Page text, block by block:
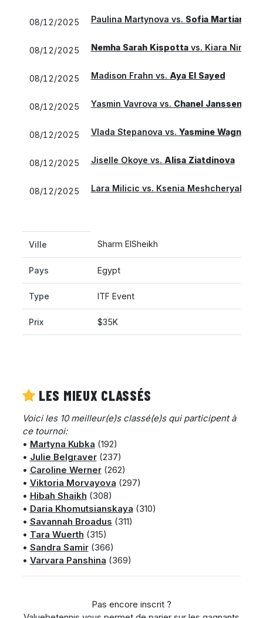
08/12/2025 Paulina Martynova vs. Sofia Martianova
08/12/2025 Nemha Sarah Kispottavs. Kiara Nina
08/12/2025 Madison Frahn vs. Aya El Sayed
08/12/2025 Yasmin Vavrova vs. Chanel Janssen
08/12/2025 Vlada Stepanova vs. Yasmine Wagner
08/12/2025 Jiselle Okoye vs. Alisa Ziatdinova
08/12/2025 Lara Milicic vs. Ksenia Meshcheryakova
Ville Sharm ElSheikh
Pays Egypt
Type ITF Event
Prix $35K
LES MIEUX CLASSÉS
Voici les 10 meilleur(e)s classé(e)s qui participent à
ce tournoi:
• Martyna Kubka (192)
• Julie Belgraver(237)
• Caroline Werner(262)
• Viktoria Morvayova (297)
• Hibah Shaikh (308)
• Daria Khomutsianskaya (310)
• Savannah Broadus (311)
• Tara Wuerth (315)
• Sandra Samir(366)
• Varvara Panshina (369)
Pas encore inscrit ?